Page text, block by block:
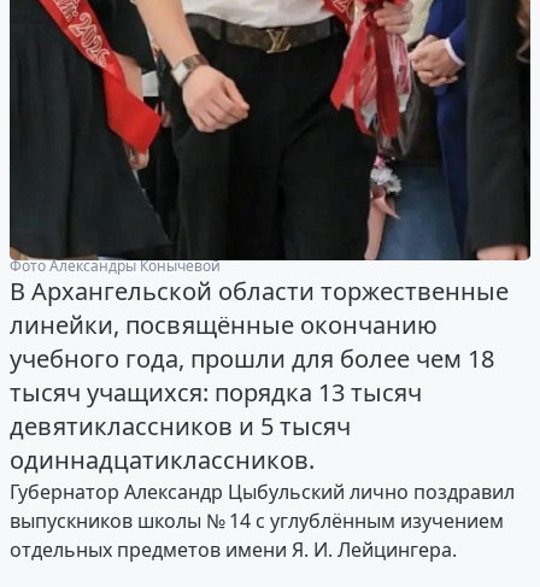
Фото Александры Конычевой
В Архангельской области торжественные
линейки, посвящённые окончанию
учебного года, прошли для более чем 18
тысяч учащихся: порядка 13 тысяч
девятиклассников и 5 тысяч
одиннадцатиклассников.
Губернатор Александр Цыбульский лично поздравил
выпускников школы № 14 с углублённым изучением
отдельных предметов имени Я. И. Лейцингера.